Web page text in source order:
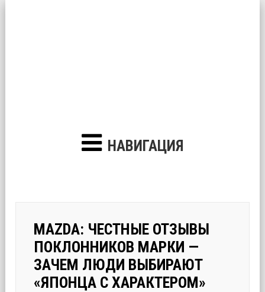
НАВИГАЦИЯ
MAZDA: ЧЕСТНЫЕ ОТЗЫВЫ
ПОКЛОННИКОВ МАРКИ —
ЗАЧЕМ ЛЮДИ ВЫБИРАЮТ
«ЯПОНЦА С ХАРАКТЕРОМ»